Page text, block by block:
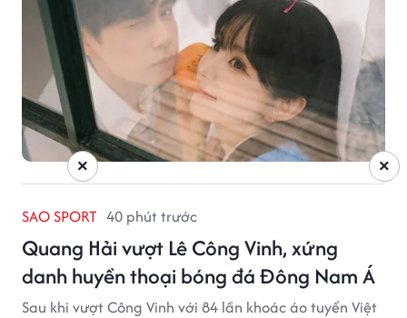
SAO SPORT 40 phút trước
Quang Hải vượt Lê Công Vinh, xứng
danh huyền thoại bóng đá Đông Nam Á
Sau khi vượt Công Vinh với 84 lần khoác áo tuyển Việt
×
×